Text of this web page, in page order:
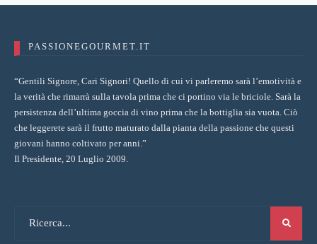
PASSIONEGOURMET.IT
“Gentili Signore, Cari Signori! Quello di cui vi parleremo sarà l’emotività e
la verità che rimarrà sulla tavola prima che ci portino via le briciole. Sarà la
persistenza dell’ultima goccia di vino prima che la bottiglia sia vuota. Ciò
che leggerete sarà il frutto maturato dalla pianta della passione che questi
giovani hanno coltivato per anni.”
Il Presidente, 20 Luglio 2009.